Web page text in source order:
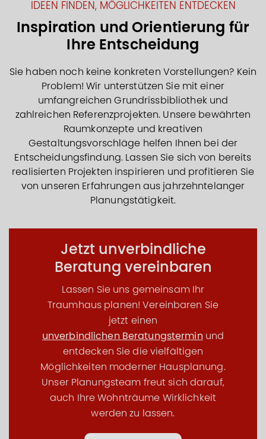
IDEEN FINDEN, MÖGLICHKEITEN ENTDECKEN
Inspiration und Orientierung für
Ihre Entscheidung
Sie haben noch keine konkreten Vorstellungen? Kein
Problem! Wir unterstützen Sie mit einer
umfangreichen Grundrissbibliothek und
zahlreichen Referenzprojekten. Unsere bewährten
Raumkonzepte und kreativen
Gestaltungsvorschläge helfen Ihnen bei der
Entscheidungsfindung. Lassen Sie sich von bereits
realisierten Projekten inspirieren und profitieren Sie
von unseren Erfahrungen aus jahrzehntelanger
Planungstätigkeit.
Jetzt unverbindliche
Beratung vereinbaren
Lassen Sie uns gemeinsam Ihr
Traumhaus planen! Vereinbaren Sie
jetzt einen
unverbindlichen Beratungstermin und
entdecken Sie die vielfältigen
Möglichkeiten moderner Hausplanung.
Unser Planungsteam freut sich darauf,
auch Ihre Wohnträume Wirklichkeit
werden zu lassen.